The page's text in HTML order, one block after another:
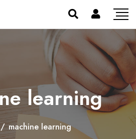
learning
/ machine learning